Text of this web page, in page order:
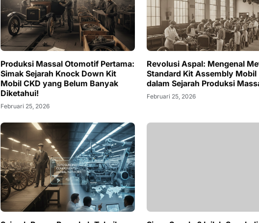
Produksi Massal Otomotif Pertama:
Simak Sejarah Knock Down Kit
Mobil CKD yang Belum Banyak
Diketahui!
Februari 25, 2026
Revolusi Aspal: Mengenal
Standard Kit Assembly Mobil
dalam Sejarah Produksi
Februari 25, 2026